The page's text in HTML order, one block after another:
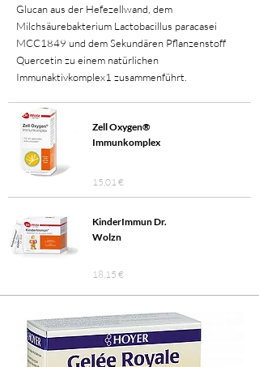
Glucan aus der Hefezellwand, dem
Milchsäurebakterium Lactobacillus paracasei
MCC1849 und dem Sekundären Pflanzenstoff
Quercetin zu einem natürlichen
Immunaktivkomplex1 zusammenführt.
Zell Oxygen®
Immunkomplex
15,01 €
KinderImmun Dr.
Wolzn
18,15 €